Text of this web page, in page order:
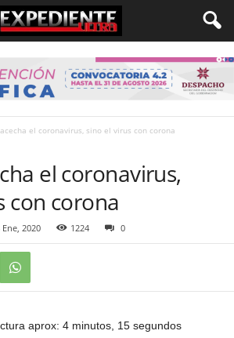
el coronavirus, sino el virus con corona
el coronavirus,
con corona
Ene, 2020 1224 0
aprox: 4 minutos, 15 segundos